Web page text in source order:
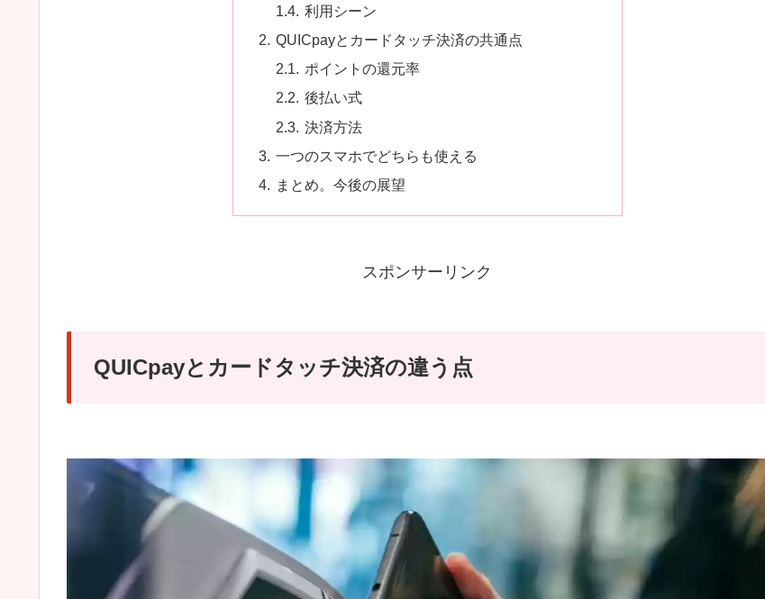
利用シーン
QUICpayとカードタッチ決済の共通点
ポイントの還元率
後払い式
決済方法
一つのスマホでどちらも使える
まとめ。今後の展望
スポンサーリンク
QUICpayとカードタッチ決済の違う点